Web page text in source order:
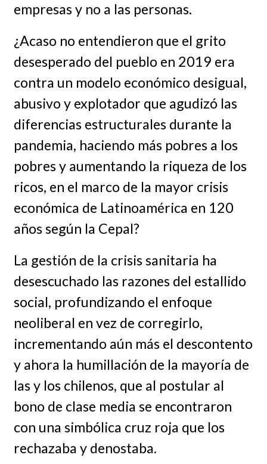
empresas y no a las personas.
¿Acaso no entendieron que el grito
desesperado del pueblo en 2019 era
contra un modelo económico desigual,
abusivo y explotador que agudizó las
diferencias estructurales durante la
pandemia, haciendo más pobres a los
pobres y aumentando la riqueza de los
ricos, en el marco de la mayor crisis
económica de Latinoamérica en 120
años según la Cepal?
La gestión de la crisis sanitaria ha
desescuchado las razones del estallido
social, profundizando el enfoque
neoliberal en vez de corregirlo,
incrementando aún más el descontento
y ahora la humillación de la mayoría de
las y los chilenos, que al postular al
bono de clase media se encontraron
con una simbólica cruz roja que los
rechazaba y denostaba.